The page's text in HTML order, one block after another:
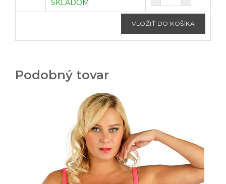
SKLADOM
Podobný tovar